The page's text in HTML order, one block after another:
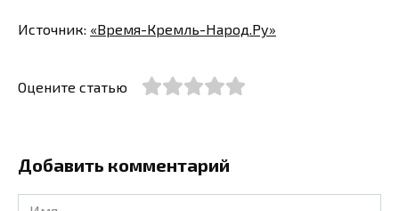
Источник: «Время-Кремль-Народ.Ру»
Оцените статью
Добавить комментарий
Имя